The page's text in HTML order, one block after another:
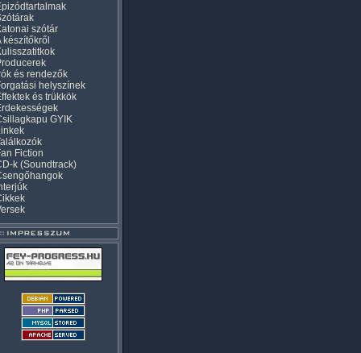
szótár
készítőkről
és rendezők
helyszínek
és trükkök
GYIK
Fiction
k (Soundtrack)